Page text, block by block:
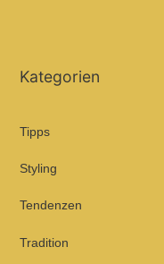
Kategorien
Tipps
Styling
Tendenzen
Tradition